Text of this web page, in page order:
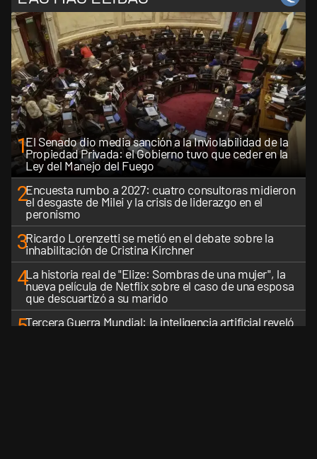
1El Senado dio media sanción a la Inviolabilidad de la
Propiedad Privada: el Gobierno tuvo que ceder en la
Ley del Manejo del Fuego
2Encuesta rumbo a 2027: cuatro consultoras midieron
el desgaste de Milei y la crisis de liderazgo en el
peronismo
3Ricardo Lorenzetti se metió en el debate sobre la
inhabilitación de Cristina Kirchner
4La historia real de "Elize: Sombras de una mujer", la
nueva película de Netflix sobre el caso de una esposa
que descuartizó a su marido
5Tercera Guerra Mundial: la inteligencia artificial reveló